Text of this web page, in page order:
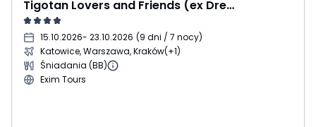
Tigotan Lovers and Friends (ex Dream Noelia Sur)
15.10.2026- 23.10.2026 (9 dni / 7 nocy)
Katowice, Warszawa, Kraków(+1)
Śniadania (BB)
Exim Tours